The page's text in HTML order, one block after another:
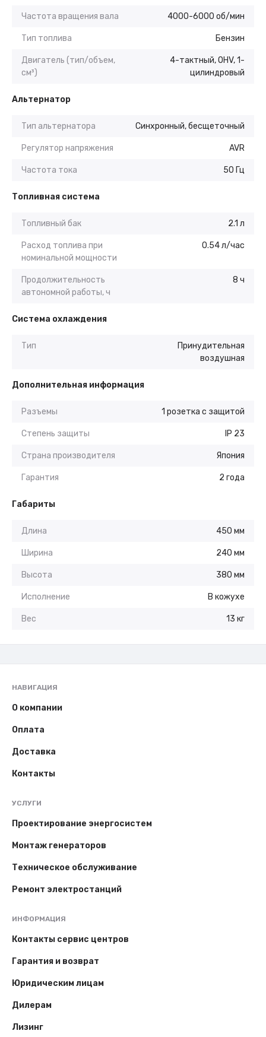
Частота вращения вала 4000-6000 об/мин
Тип топлива Бензин
Двигатель (тип/объем,
см³)
4-тактный, OHV, 1-
цилиндровый
Альтернатор
Тип альтернатора Синхронный, бесщеточный
Регулятор напряжения AVR
Частота тока 50 Гц
Топливная система
Топливный бак 2.1 л
Расход топлива при
номинальной мощности
0.54 л/час
Продолжительность
автономной работы, ч
8 ч
Система охлаждения
Тип
Принудительная
воздушная
Дополнительная информация
Разъемы 1 розетка с защитой
Степень защиты IP 23
Страна производителя Япония
Гарантия 2 года
Габариты
Длина 450 мм
Ширина 240 мм
Высота 380 мм
Исполнение В кожухе
Вес 13 кг
НАВИГАЦИЯ
О компании
Оплата
Доставка
Контакты
УСЛУГИ
Проектирование энергосистем
Монтаж генераторов
Техническое обслуживание
Ремонт электростанций
ИНФОРМАЦИЯ
Контакты сервис центров
Гарантия и возврат
Юридическим лицам
Дилерам
Лизинг